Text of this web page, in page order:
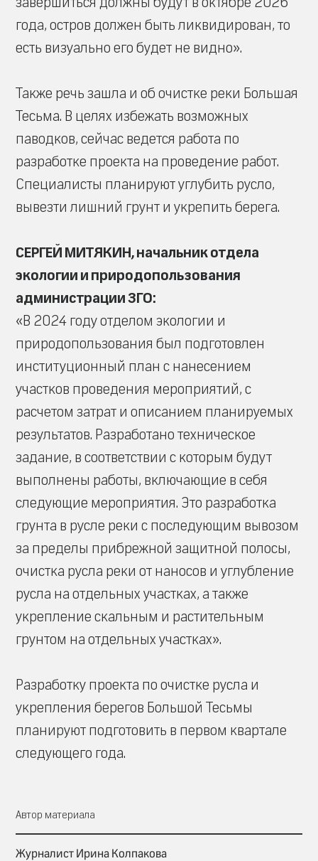
года, остров должен быть ликвидирован, то
есть визуально его будет не видно».
Также речь зашла и об очистке реки Большая
Тесьма. В целях избежать возможных
паводков, сейчас ведется работа по
разработке проекта на проведение работ.
Специалисты планируют углубить русло,
вывезти лишний грунт и укрепить берега.
СЕРГЕЙ МИТЯКИН, начальник отдела
экологии и природопользования
администрации ЗГО:
«В 2024 году отделом экологии и
природопользования был подготовлен
институционный план с нанесением
участков проведения мероприятий, с
расчетом затрат и описанием планируемых
результатов. Разработано техническое
задание, в соответствии с которым будут
выполнены работы, включающие в себя
следующие мероприятия. Это разработка
грунта в русле реки с последующим вывозом
за пределы прибрежной защитной полосы,
очистка русла реки от наносов и углубление
русла на отдельных участках, а также
укрепление скальным и растительным
грунтом на отдельных участках».
Разработку проекта по очистке русла и
укрепления берегов Большой Тесьмы
планируют подготовить в первом квартале
следующего года.
Автор материала
Журналист Ирина Колпакова